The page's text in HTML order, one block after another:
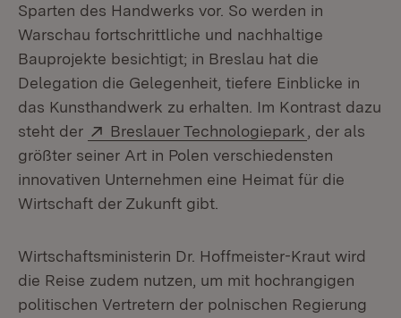
Sparten des Handwerks vor. So werden in
Warschau fortschrittliche und nachhaltige
Bauprojekte besichtigt; in Breslau hat die
Delegation die Gelegenheit, tiefere Einblicke in
das Kunsthandwerk zu erhalten. Im Kontrast dazu
steht der
Extern:
Breslauer Technologiepark (Öffnet in
, der als
größter seiner Art in Polen verschiedensten
innovativen Unternehmen eine Heimat für die
Wirtschaft der Zukunft gibt.
Wirtschaftsministerin Dr. Hoffmeister-Kraut wird
die Reise zudem nutzen, um mit hochrangigen
politischen Vertretern der polnischen Regierung